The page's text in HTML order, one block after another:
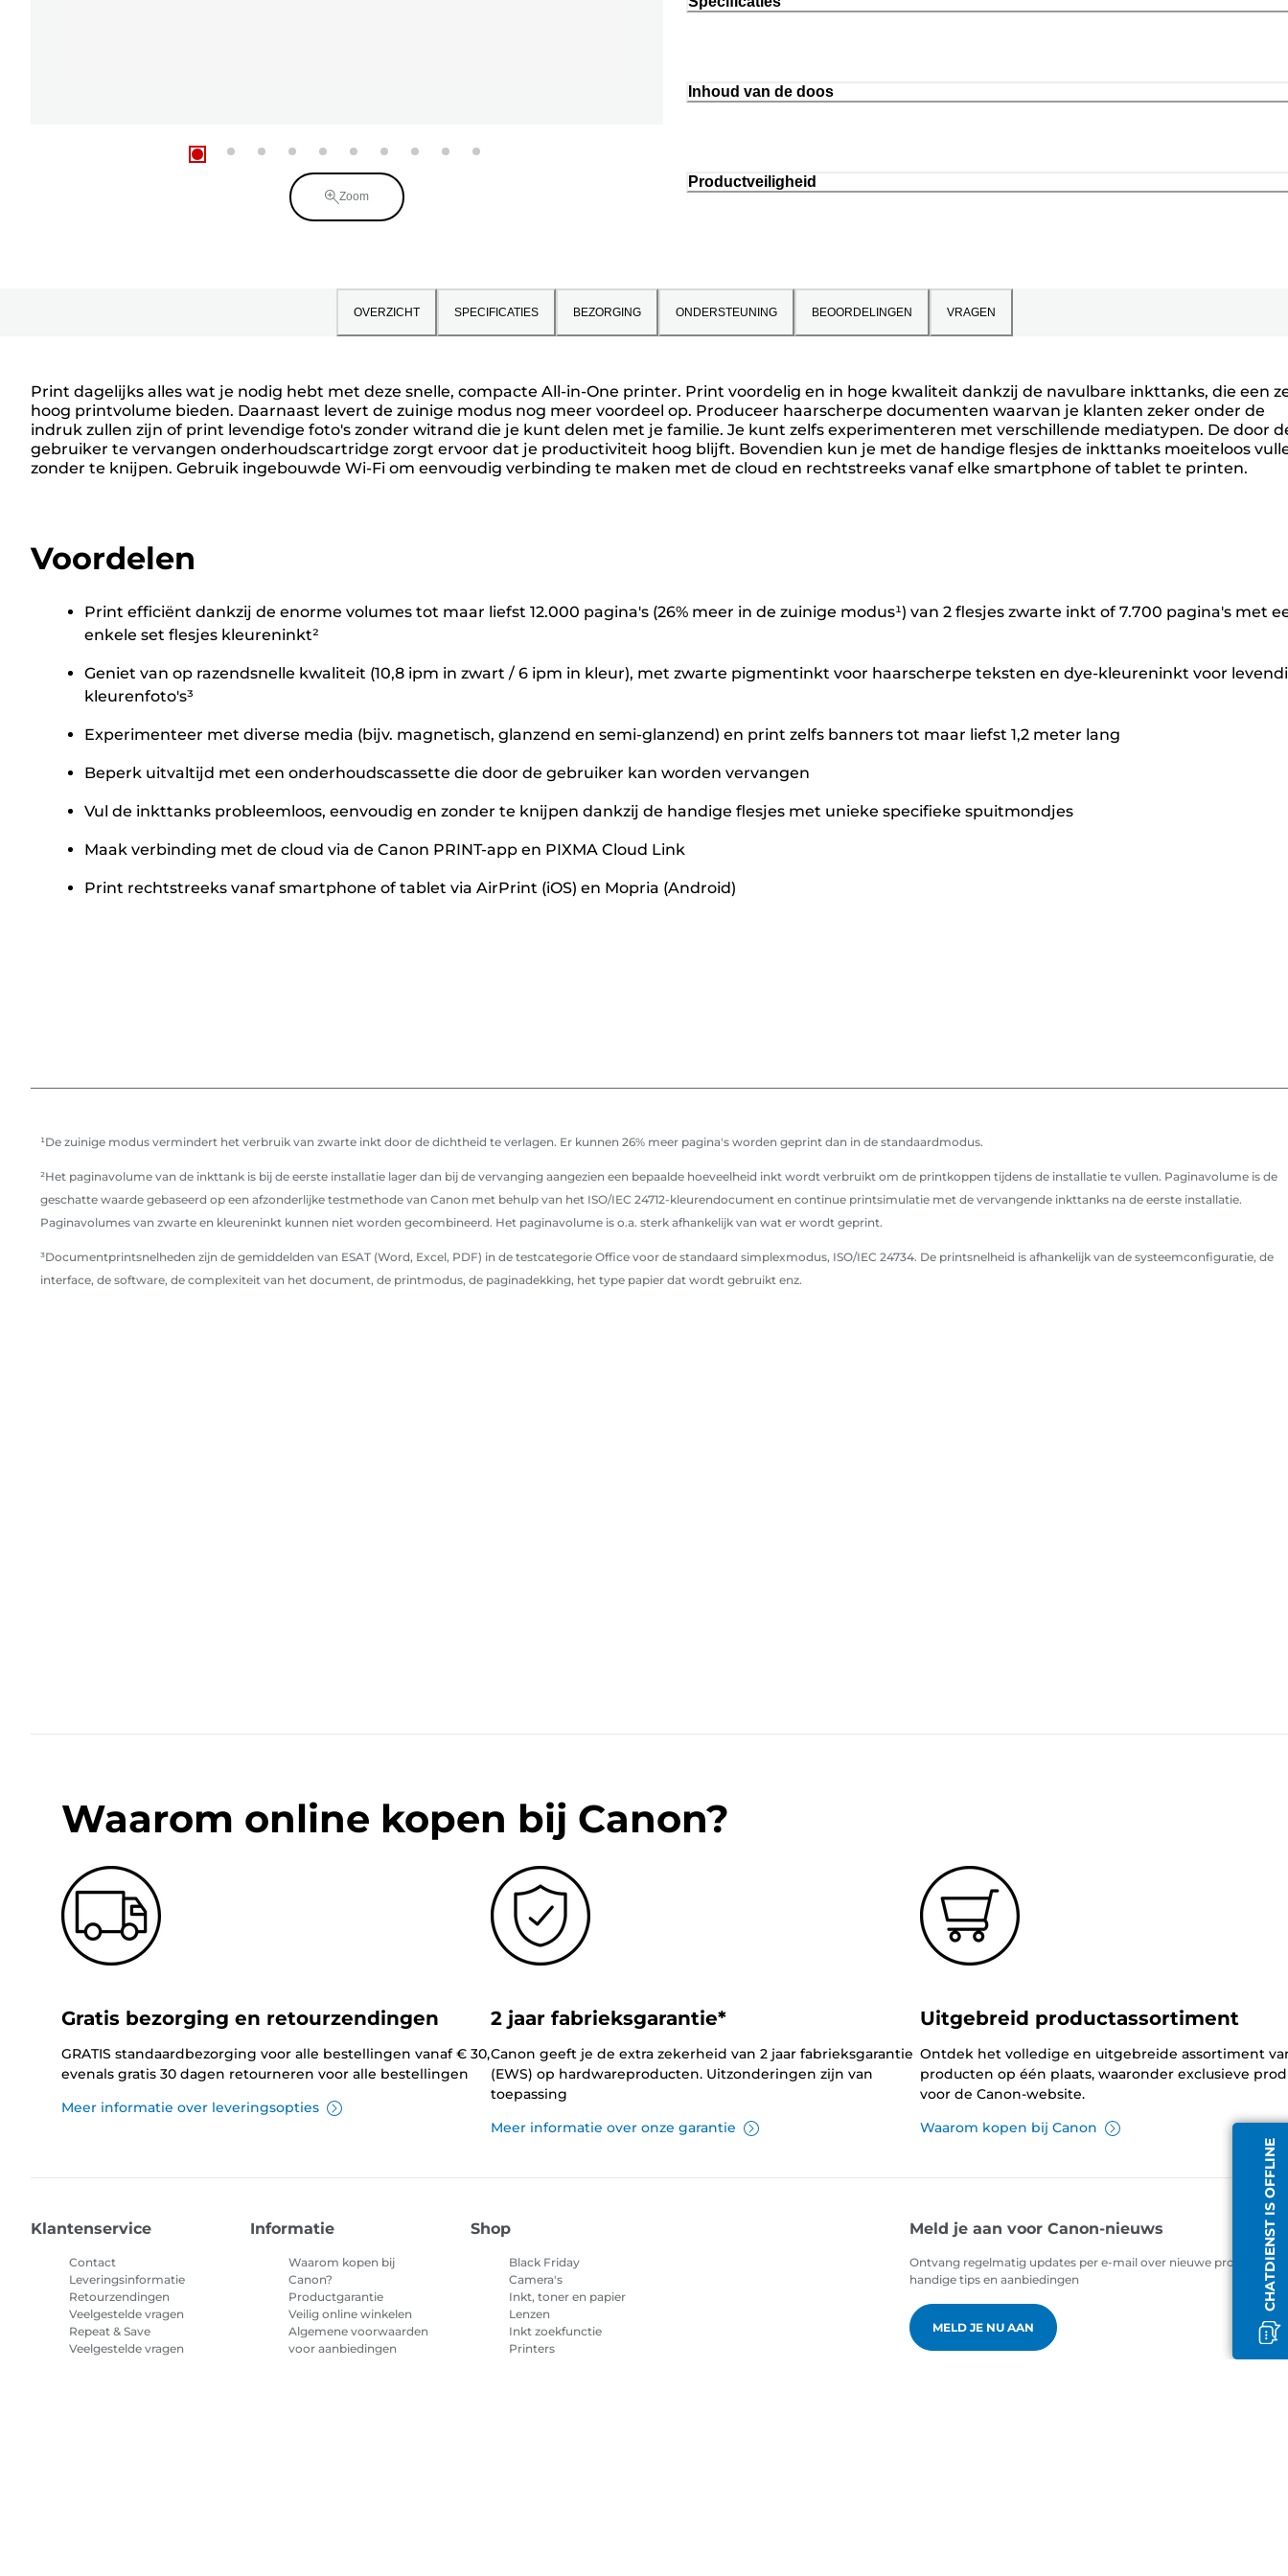
Zoom
Inhoud van de doos
Productveiligheid
OVERZICHT SPECIFICATIES BEZORGING ONDERSTEUNING BEOORDELINGEN VRAGEN
Print dagelijks alles wat je nodig hebt met deze snelle, compacte All-in-One printer. Print voordelig en in hoge kwaliteit dankzij de navulbare inkttanks, die een
hoog printvolume bieden. Daarnaast levert de zuinige modus nog meer voordeel op. Produceer haarscherpe documenten waarvan je klanten zeker onder de
indruk zullen zijn of print levendige foto's zonder witrand die je kunt delen met je familie. Je kunt zelfs experimenteren met verschillende mediatypen. De door
gebruiker te vervangen onderhoudscartridge zorgt ervoor dat je productiviteit hoog blijft. Bovendien kun je met de handige flesjes de inkttanks moeiteloos
zonder te knijpen. Gebruik ingebouwde Wi-Fi om eenvoudig verbinding te maken met de cloud en rechtstreeks vanaf elke smartphone of tablet te printen.
Voordelen
Print efficiënt dankzij de enorme volumes tot maar liefst 12.000 pagina's (26% meer in de zuinige modus¹) van 2 flesjes zwarte inkt of 7.700 pagina's met
enkele set flesjes kleureninkt²
Geniet van op razendsnelle kwaliteit (10,8 ipm in zwart / 6 ipm in kleur), met zwarte pigmentinkt voor haarscherpe teksten en dye-kleureninkt voor
kleurenfoto's³
Experimenteer met diverse media (bijv. magnetisch, glanzend en semi-glanzend) en print zelfs banners tot maar liefst 1,2 meter lang
Beperk uitvaltijd met een onderhoudscassette die door de gebruiker kan worden vervangen
Vul de inkttanks probleemloos, eenvoudig en zonder te knijpen dankzij de handige flesjes met unieke specifieke spuitmondjes
Maak verbinding met de cloud via de Canon PRINT-app en PIXMA Cloud Link
Print rechtstreeks vanaf smartphone of tablet via AirPrint (iOS) en Mopria (Android)
¹De zuinige modus vermindert het verbruik van zwarte inkt door de dichtheid te verlagen. Er kunnen 26% meer pagina's worden geprint dan in de standaardmodus.
²Het paginavolume van de inkttank is bij de eerste installatie lager dan bij de vervanging aangezien een bepaalde hoeveelheid inkt wordt verbruikt om de printkoppen tijdens de installatie te vullen. Paginavolume is de
geschatte waarde gebaseerd op een afzonderlijke testmethode van Canon met behulp van het ISO/IEC 24712-kleurendocument en continue printsimulatie met de vervangende inkttanks na de eerste installatie.
Paginavolumes van zwarte en kleureninkt kunnen niet worden gecombineerd. Het paginavolume is o.a. sterk afhankelijk van wat er wordt geprint.
³Documentprintsnelheden zijn de gemiddelden van ESAT (Word, Excel, PDF) in de testcategorie Office voor de standaard simplexmodus, ISO/IEC 24734. De printsnelheid is afhankelijk van de systeemconfiguratie, de
interface, de software, de complexiteit van het document, de printmodus, de paginadekking, het type papier dat wordt gebruikt enz.
CHATDIENST IS OFFLINE
Waarom online kopen bij Canon?
Gratis bezorging en retourzendingen
GRATIS standaardbezorging voor alle bestellingen vanaf € 30,
evenals gratis 30 dagen retourneren voor alle bestellingen
Meer informatie over leveringsopties
2 jaar fabrieksgarantie*
Canon geeft je de extra zekerheid van 2 jaar fabrieksgarantie
(EWS) op hardwareproducten. Uitzonderingen zijn van
toepassing
Meer informatie over onze garantie
Uitgebreid productassortiment
Ontdek het volledige en uitgebreide assortiment
producten op één plaats, waaronder exclusieve
voor de Canon-website.
Waarom kopen bij Canon
Klantenservice
Contact
Leveringsinformatie
Retourzendingen
Veelgestelde vragen
Repeat & Save
Veelgestelde vragen
Informatie
Waarom kopen bij
Canon?
Productgarantie
Veilig online winkelen
Algemene voorwaarden
voor aanbiedingen
Shop
Black Friday
Camera's
Inkt, toner en papier
Lenzen
Inkt zoekfunctie
Printers
Meld je aan voor Canon-nieuws
Ontvang regelmatig updates per e-mail over nieuwe producten,
handige tips en aanbiedingen
MELD JE NU AAN